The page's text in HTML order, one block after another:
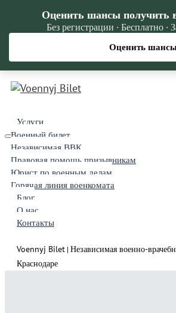
Услуги
Военный билет
Независимая ВВК
Правовая помощь призывникам
Юрист по военным делам
Горячая линия военкомата
Блог
О нас
Контакты
Voennyj Bilet | Независимая военно-
Краснодаре
Оценить шансы получить
Без регистрации · Бесплатно ·
Оценить